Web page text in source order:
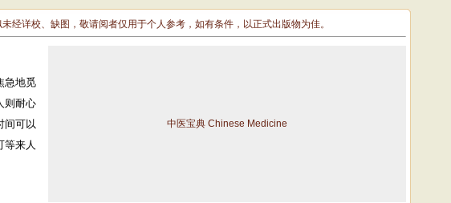
经详校、缺图，敬请阅者仅用于个人参考，如有条件，以正式出版物为佳。
急地觅
则耐心
间可以
等来人
中医宝典 Chinese Medicine